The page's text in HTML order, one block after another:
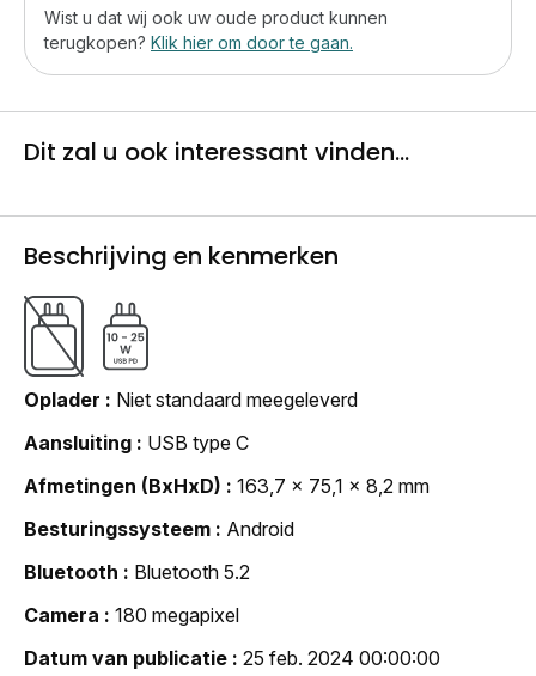
Wist u dat wij ook uw oude product kunnen
terugkopen? Klik hier om door te gaan.
Dit zal u ook interessant vinden...
Beschrijving en kenmerken
Oplader
Niet standaard meegeleverd
Aansluiting
USB type C
Afmetingen (BxHxD)
163,7 x 75,1 x 8,2 mm
Besturingssysteem
Android
Bluetooth
Bluetooth 5.2
Camera
180 megapixel
Datum van publicatie
25 feb. 2024 00:00:00